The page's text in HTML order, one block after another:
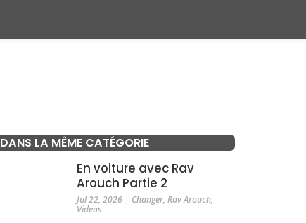
DANS LA MÊME CATÉGORIE
En voiture avec Rav
Arouch Partie 2
Jul 22, 2026| Changer, Rav Arouch,
Videos